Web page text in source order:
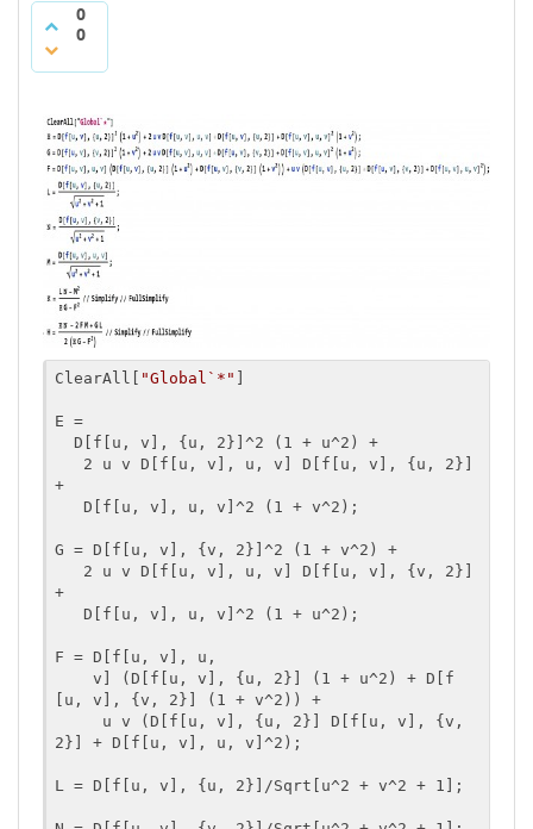
0
0
ClearAll[ "Global`*"
Ε =
+
G = D[f[u, v], {v, 2}]^2 (1 + v^2) +
+
F = D[f[u, v], u,
[u, v], {v, 2}] (1 + v^2)) +
2}] + D[f[u, v], u, v]^2);
L = D[f[u, v], {u, 2}]/Sqrt[u^2 + v^2 + 1];